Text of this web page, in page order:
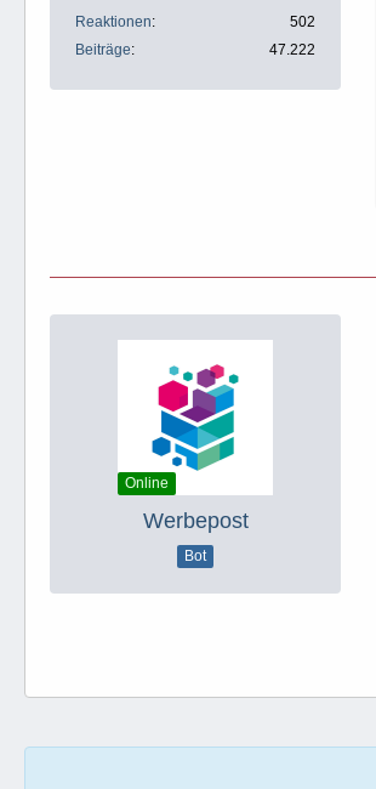
Reaktionen
502
Beiträge
47.222
Online
Werbepost
Bot